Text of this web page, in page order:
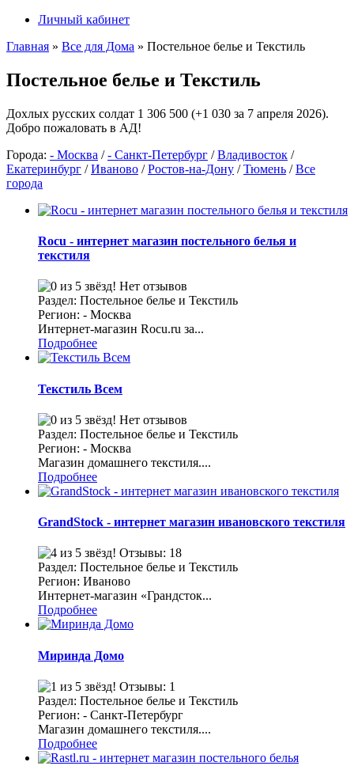
Личный кабинет
Главная » Все для Дома » Постельное белье и Текстиль
Постельное белье и Текстиль
Дохлых русских солдат 1 306 500 (+1 030 за 7 апреля 2026).
Добро пожаловать в АД!
Города: - Москва /- Санкт-Петербург /Владивосток /
Екатеринбург /Иваново /Ростов-на-Дону /Тюмень /Все
города
Rocu - интернет магазин постельного белья и
текстиля
Нет отзывов
Раздел: Постельное белье и Текстиль
Регион: - Москва
Интернет-магазин Rocu.ru за...
Подробнее
Текстиль Всем
Нет отзывов
Раздел: Постельное белье и Текстиль
Регион: - Москва
Магазин домашнего текстиля....
Подробнее
GrandStock - интернет магазин ивановского текстиля
Отзывы: 18
Раздел: Постельное белье и Текстиль
Регион: Иваново
Интернет-магазин «Грандсток...
Подробнее
Миринда Домо
Отзывы: 1
Раздел: Постельное белье и Текстиль
Регион: - Санкт-Петербург
Магазин домашнего текстиля....
Подробнее